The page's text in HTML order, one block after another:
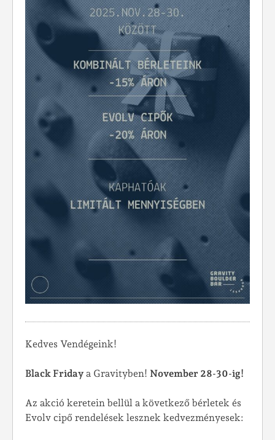
Kedves Vendégeink!
Black Friday a Gravityben! November 28-30-ig!
Az akció keretein bellül a következő bérletek és
Evolv cipő rendelések lesznek kedvezményesek: